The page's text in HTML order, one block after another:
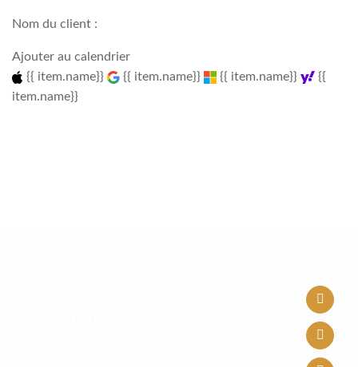
Nom du client :
Ajouter au calendrier
{{ item.name}}
{{ item.name}} {{ item.name}}
{{
item.name}}